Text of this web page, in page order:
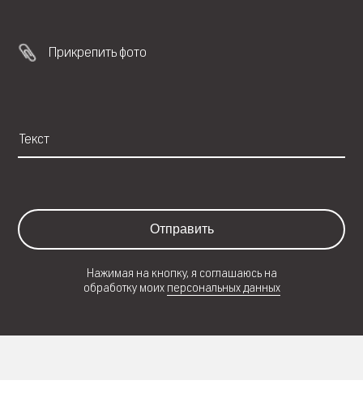
Прикрепить фото
Отправить
Нажимая на кнопку, я соглашаюсь на
обработку моих персональных данных